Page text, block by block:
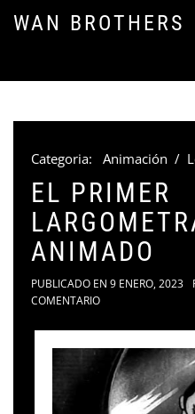
WAN BROTHERS
Categoria: Animación /
EL PRIMER
ANIMADO
PUBLICADO EN 9 ENERO, 2023
COMENTARIO